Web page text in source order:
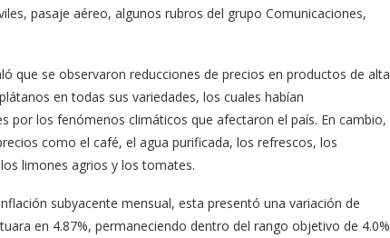
pasaje aéreo, algunos rubros del grupo Comunicaciones,
que se observaron reducciones de precios en productos de alta
en todas sus variedades, los cuales habían
por los fenómenos climáticos que afectaron el país. En cambio,
como el café, el agua purificada, los refrescos, los
limones agrios y los tomates.
subyacente mensual, esta presentó una variación de
en 4.87%, permaneciendo dentro del rango objetivo de 4.0%